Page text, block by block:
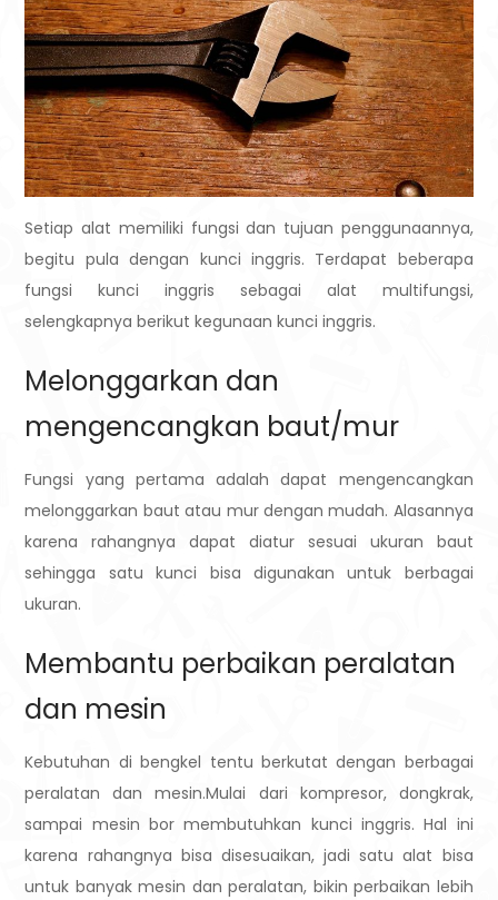
Setiap alat memiliki fungsi dan tujuan penggunaannya,
begitu pula dengan kunci inggris. Terdapat beberapa
fungsi kunci inggris sebagai alat multifungsi,
selengkapnya berikut kegunaan kunci inggris.
Melonggarkan dan
mengencangkan baut/mur
Fungsi yang pertama adalah dapat mengencangkan
melonggarkan baut atau mur dengan mudah. Alasannya
karena rahangnya dapat diatur sesuai ukuran baut
sehingga satu kunci bisa digunakan untuk berbagai
ukuran.
Membantu perbaikan peralatan
dan mesin
Kebutuhan di bengkel tentu berkutat dengan berbagai
peralatan dan mesin.Mulai dari kompresor, dongkrak,
sampai mesin bor membutuhkan kunci inggris. Hal ini
karena rahangnya bisa disesuaikan, jadi satu alat bisa
untuk banyak mesin dan peralatan, bikin perbaikan lebih